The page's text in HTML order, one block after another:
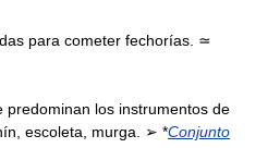
para cometer fechorías. ≃
predominan los instrumentos de
escoleta, murga. ➢ *Conjunto